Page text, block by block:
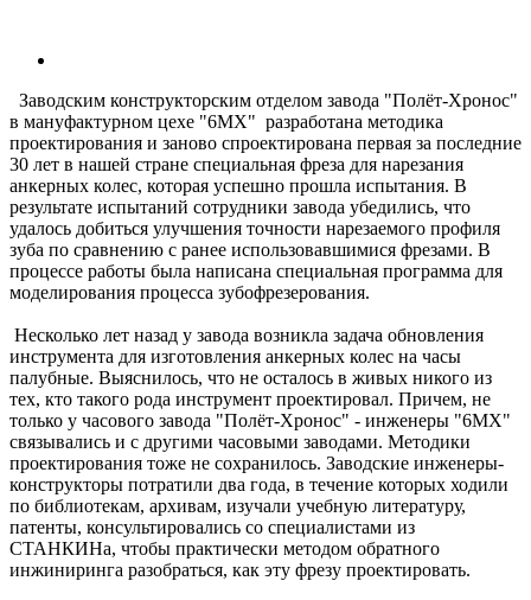
Заводским конструкторским отделом завода "Полёт-Хронос"
в мануфактурном цехе "6МХ" разработана методика
проектирования и заново спроектирована первая за последние
30 лет в нашей стране специальная фреза для нарезания
анкерных колес, которая успешно прошла испытания. В
результате испытаний сотрудники завода убедились, что
удалось добиться улучшения точности нарезаемого профиля
зуба по сравнению с ранее использовавшимися фрезами. В
процессе работы была написана специальная программа для
моделирования процесса зубофрезерования.
Несколько лет назад у завода возникла задача обновления
инструмента для изготовления анкерных колес на часы
палубные. Выяснилось, что не осталось в живых никого из
тех, кто такого рода инструмент проектировал. Причем, не
только у часового завода "Полёт-Хронос" - инженеры "6МХ"
связывались и с другими часовыми заводами. Методики
проектирования тоже не сохранилось. Заводские инженеры-
конструкторы потратили два года, в течение которых ходили
по библиотекам, архивам, изучали учебную литературу,
патенты, консультировались со специалистами из
СТАНКИНа, чтобы практически методом обратного
инжиниринга разобраться, как эту фрезу проектировать.